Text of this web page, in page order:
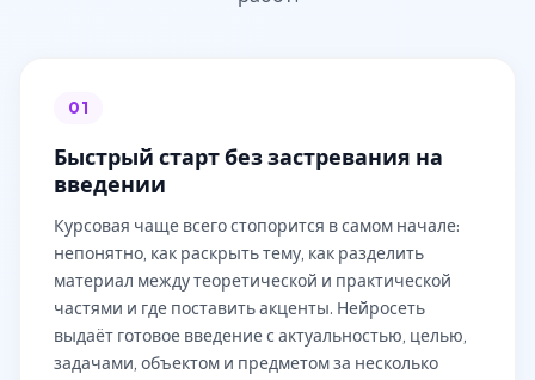
01
Быстрый старт без застревания на
введении
Курсовая чаще всего стопорится в самом начале:
непонятно, как раскрыть тему, как разделить
материал между теоретической и практической
частями и где поставить акценты. Нейросеть
выдаёт готовое введение с актуальностью, целью,
задачами, объектом и предметом за несколько